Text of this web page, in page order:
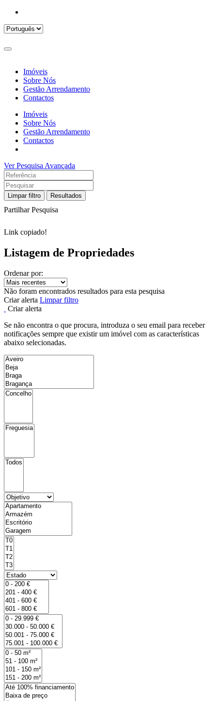
Imóveis
Sobre Nós
Gestão Arrendamento
Contactos
Imóveis
Sobre Nós
Gestão Arrendamento
Contactos
Ver Pesquisa Avançada
Limpar filtro Resultados
Partilhar Pesquisa
Link copiado!
Listagem de Propriedades
Ordenar por:
Não foram encontrados resultados para esta pesquisa
Criar alerta Limpar filtro
Criar alerta
Se não encontra o que procura, introduza o seu email para receber
notificações sempre que existir um imóvel com as características
abaixo selecionadas.